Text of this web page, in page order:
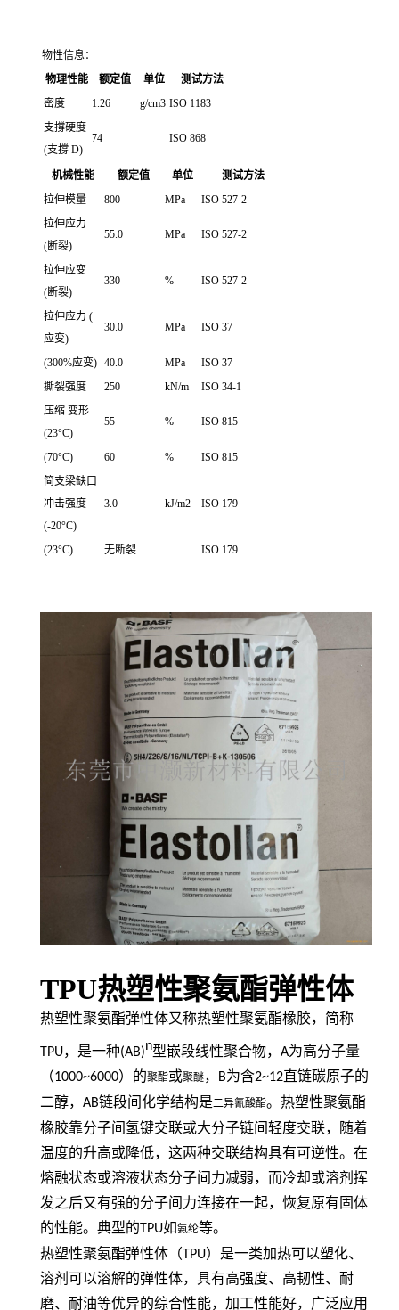
物性信息：
物理性能
额定值 单位
测试方法
密度
1.26 g/cm3 ISO 1183
支撐硬度
(支撐 D)
74 ISO 868
机械性能 额定值 单位
测试方法
拉伸模量
800 MPa
ISO 527-2
拉伸应力
(断裂)
55.0 MPa ISO 527-2
拉伸应变
(断裂)
330 % ISO 527-2
拉伸应力 (
应变)
30.0 MPa ISO 37
(300%应变) 40.0 MPa
ISO 37
撕裂强度
250 kN/m
ISO 34-1
压缩 变形
(23°C)
55 % ISO 815
(70°C) 60 %
ISO 815
简支梁缺口
冲击强度
(-20°C)
3.0 kJ/m2 ISO 179
(23°C) 无断裂 ISO 179
TPU热塑性聚氨酯弹性体
热塑性聚氨酯弹性体又称热塑性聚氨酯橡胶，简称
TPU，是一种(AB)n型嵌段线性聚合物， A为高分子量
（1000~6000）的聚酯或聚醚， B为含2~12 直链碳原子的
二醇， AB链段间化学结构是二异氰酸酯。热塑性聚氨酯
橡胶靠分子间氢键交联或大分子链间轻度交联，随着
温度的升高或降低，这两种交联结构具有可逆性。在
熔融状态或溶液状态分子间力减弱，而冷却或溶剂挥
发之后又有强的分子间力连接在一起，恢复原有固体
的性能。典型的TPU如氨纶等。
热塑性聚氨酯弹性体（TPU）是一类加热可以塑化、
溶剂可以溶解的弹性体，具有高强度、高韧性、耐
磨、耐油等优异的综合性能，加工性能好，广泛应用